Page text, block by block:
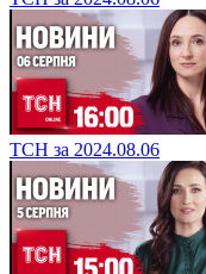
ТСН за 2024.08.06